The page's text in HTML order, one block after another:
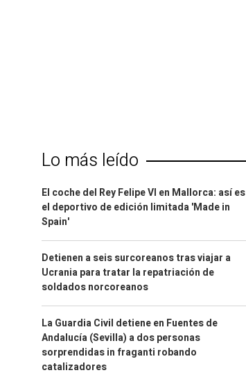
Lo más leído
El coche del Rey Felipe VI en Mallorca: así es
el deportivo de edición limitada 'Made in
Spain'
Detienen a seis surcoreanos tras viajar a
Ucrania para tratar la repatriación de
soldados norcoreanos
La Guardia Civil detiene en Fuentes de
Andalucía (Sevilla) a dos personas
sorprendidas in fraganti robando
catalizadores